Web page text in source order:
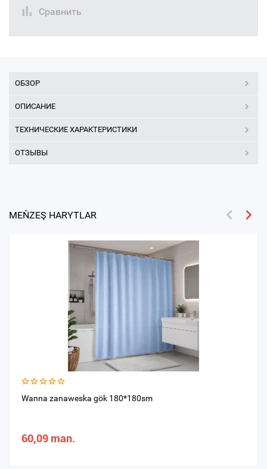
Сравнить
ОБЗОР
ОПИСАНИЕ
ТЕХНИЧЕСКИЕ ХАРАКТЕРИСТИКИ
ОТЗЫВЫ
MEŇZEŞ HARYTLAR
Wanna zanaweska gök 180*180sm
60,09 man.